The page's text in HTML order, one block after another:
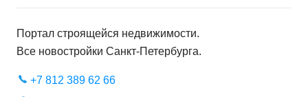
Портал строящейся недвижимости.
Все новостройки Санкт-Петербурга.
+7 812 389 62 66